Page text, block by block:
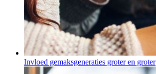
Invloed gemaksgeneraties groter en groter